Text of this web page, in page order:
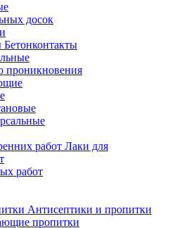
досок
Бетонконтакты
проникновения
Лаки для
работ
Антисептики и пропитки